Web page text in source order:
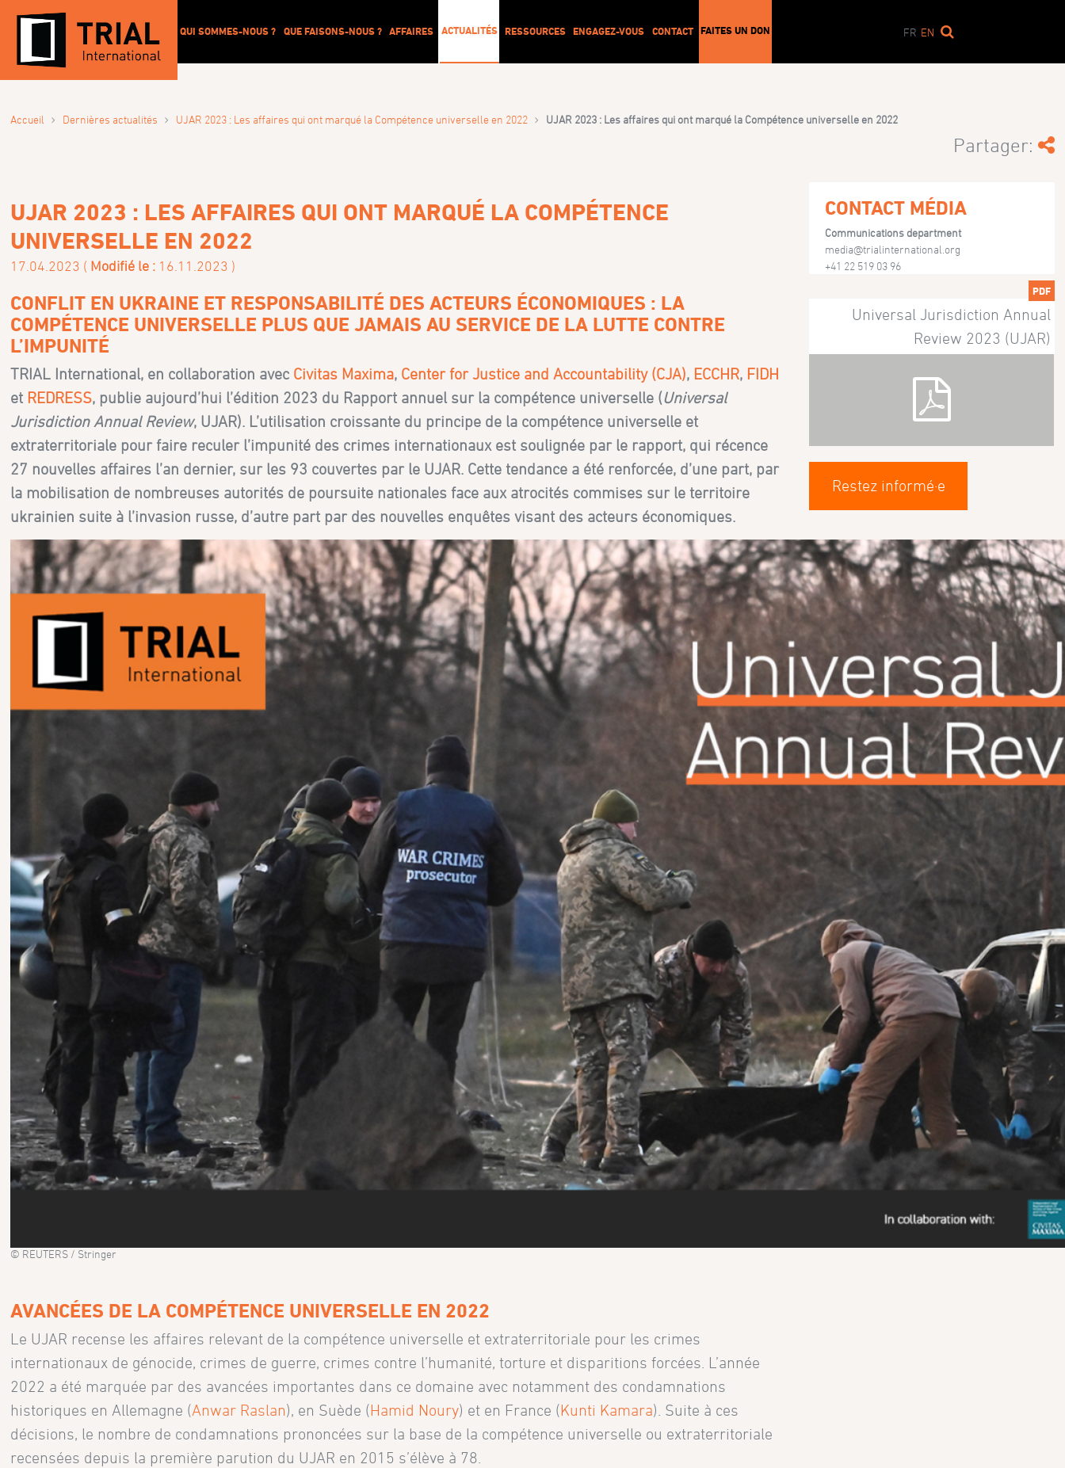
QUI SOMMES-NOUS ? QUE FAISONS-NOUS ? AFFAIRES ACTUALITÉS RESSOURCES ENGAGEZ-VOUS CONTACT FAITES UN DON FR EN
Accueil › Dernières actualités › UJAR 2023 : Les affaires qui ont marqué la Compétence universelle en 2022 › UJAR 2023 : Les affaires qui ont marqué la Compétence universelle en 2022
Partager:
UJAR 2023 : LES AFFAIRES QUI ONT MARQUÉ LA COMPÉTENCE
UNIVERSELLE EN 2022
17.04.2023 ( Modifié le : 16.11.2023 )
CONFLIT EN UKRAINE ET RESPONSABILITÉ DES ACTEURS ÉCONOMIQUES : LA
COMPÉTENCE UNIVERSELLE PLUS QUE JAMAIS AU SERVICE DE LA LUTTE CONTRE
L’IMPUNITÉ
TRIAL International, en collaboration avec Civitas Maxima, Center for Justice and Accountability (CJA), ECCHR, FIDH
et REDRESS, publie aujourd’hui l’édition 2023 du Rapport annuel sur la compétence universelle (Universal
Jurisdiction Annual Review, UJAR). L’utilisation croissante du principe de la compétence universelle et
extraterritoriale pour faire reculer l’impunité des crimes internationaux est soulignée par le rapport, qui récence
27 nouvelles affaires l’an dernier, sur les 93 couvertes par le UJAR. Cette tendance a été renforcée, d’une part, par
la mobilisation de nombreuses autorités de poursuite nationales face aux atrocités commises sur le territoire
ukrainien suite à l’invasion russe, d’autre part par des nouvelles enquêtes visant des acteurs économiques.
© REUTERS / Stringer
AVANCÉES DE LA COMPÉTENCE UNIVERSELLE EN 2022
Le UJAR recense les affaires relevant de la compétence universelle et extraterritoriale pour les crimes
internationaux de génocide, crimes de guerre, crimes contre l’humanité, torture et disparitions forcées. L’année
2022 a été marquée par des avancées importantes dans ce domaine avec notamment des condamnations
historiques en Allemagne (Anwar Raslan), en Suède (Hamid Noury) et en France (Kunti Kamara). Suite à ces
décisions, le nombre de condamnations prononcées sur la base de la compétence universelle ou extraterritoriale
recensées depuis la première parution du UJAR en 2015 s’élève à 78.
CONTACT MÉDIA
Communications department
media@trialinternational.org
+41 22 519 03 96
PDF
Universal Jurisdiction Annual
Review 2023 (UJAR)
Restez informé·e